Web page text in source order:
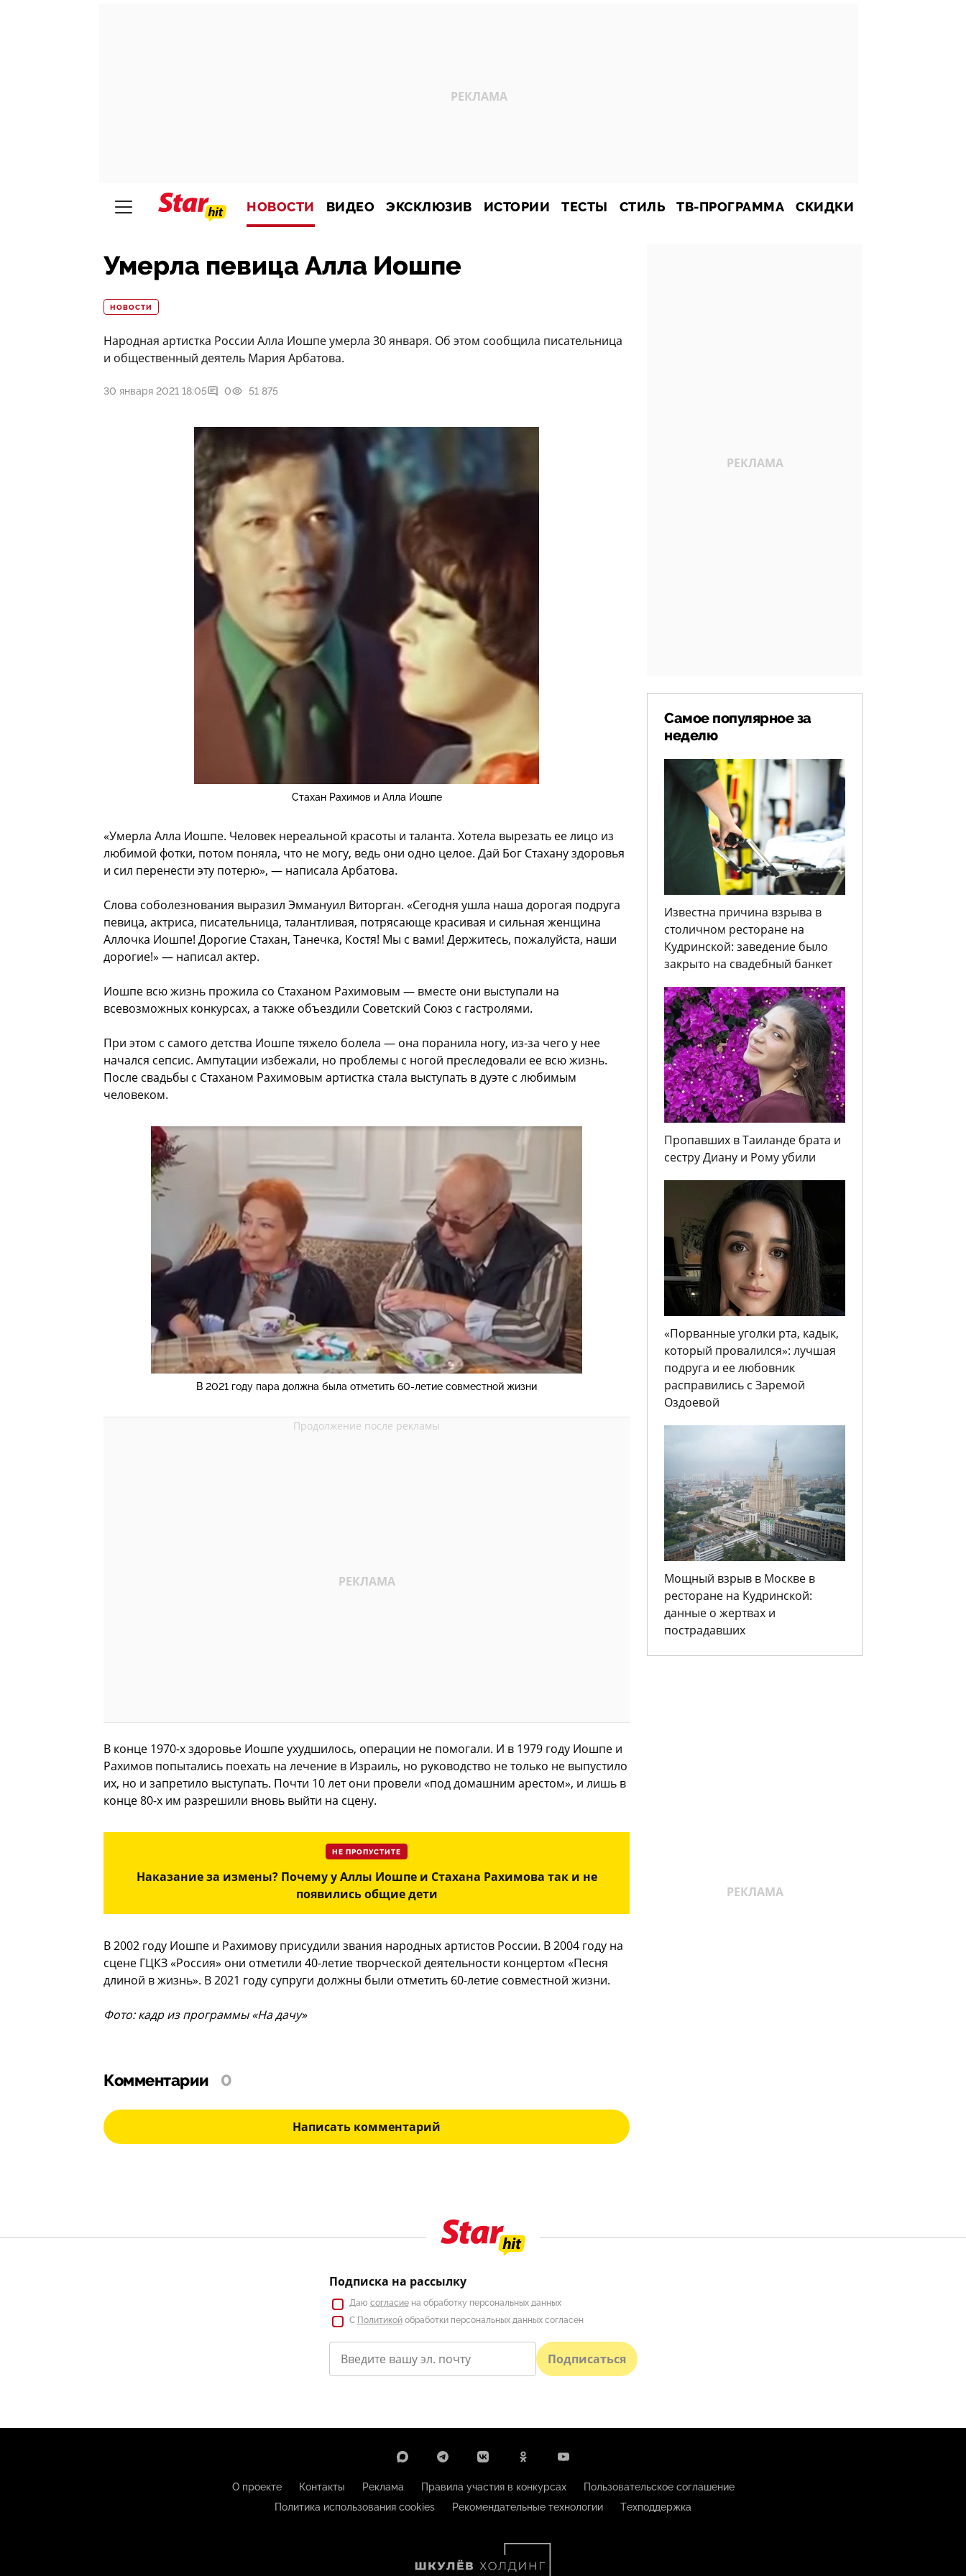
НОВОСТИ ВИДЕО ЭКСКЛЮЗИВ ИСТОРИИ ТЕСТЫ СТИЛЬ ТВ-ПРОГРАММА СКИДКИ
Умерла певица Алла Иошпе
НОВОСТИ
Народная артистка России Алла Иошпе умерла 30 января. Об этом сообщила писательница
и общественный деятель Мария Арбатова.
30 января 2021 18:05 0 51 875
Стахан Рахимов и Алла Иошпе
«Умерла Алла Иошпе. Человек нереальной красоты и таланта. Хотела вырезать ее лицо из
любимой фотки, потом поняла, что не могу, ведь они одно целое. Дай Бог Стахану здоровья
и сил перенести эту потерю», — написала Арбатова.
Слова соболезнования выразил Эммануил Виторган. «Сегодня ушла наша дорогая подруга
певица, актриса, писательница, талантливая, потрясающе красивая и сильная женщина
Аллочка Иошпе! Дорогие Стахан, Танечка, Костя! Мы с вами! Держитесь, пожалуйста, наши
дорогие!» — написал актер.
Иошпе всю жизнь прожила со Стаханом Рахимовым — вместе они выступали на
всевозможных конкурсах, а также объездили Советский Союз с гастролями.
При этом с самого детства Иошпе тяжело болела — она поранила ногу, из-за чего у нее
начался сепсис. Ампутации избежали, но проблемы с ногой преследовали ее всю жизнь.
После свадьбы с Стаханом Рахимовым артистка стала выступать в дуэте с любимым
человеком.
В 2021 году пара должна была отметить 60-летие совместной жизни
В конце 1970-х здоровье Иошпе ухудшилось, операции не помогали. И в 1979 году Иошпе и
Рахимов попытались поехать на лечение в Израиль, но руководство не только не выпустило
их, но и запретило выступать. Почти 10 лет они провели «под домашним арестом», и лишь в
конце 80-х им разрешили вновь выйти на сцену.
НЕ ПРОПУСТИТЕ
Наказание за измены? Почему у Аллы Иошпе и Стахана Рахимова так и не
появились общие дети
В 2002 году Иошпе и Рахимову присудили звания народных артистов России. В 2004 году на
сцене ГЦКЗ «Россия» они отметили 40-летие творческой деятельности концертом «Песня
длиной в жизнь». В 2021 году супруги должны были отметить 60-летие совместной жизни.
Фото: кадр из программы «На дачу»
Комментарии 0
Написать комментарий
Самое популярное за
неделю
Известна причина взрыва в
столичном ресторане на
Кудринской: заведение было
закрыто на свадебный банкет
Пропавших в Таиланде брата и
сестру Диану и Рому убили
«Порванные уголки рта, кадык,
который провалился»: лучшая
подруга и ее любовник
расправились с Заремой
Оздоевой
Мощный взрыв в Москве в
ресторане на Кудринской:
данные о жертвах и
пострадавших
Подписка на рассылку
Даю согласиена обработку персональных данных
С Политикойобработки персональных данных согласен
Подписаться
О проекте Контакты Реклама Правила участия в конкурсах
Пользовательское соглашение
Политика использования cookies
Рекомендательные технологии Техподдержка